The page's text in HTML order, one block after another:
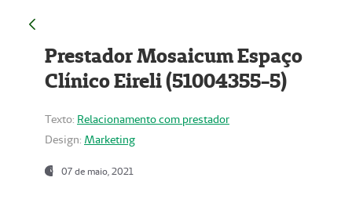
Prestador Mosaicum Espaço
Clínico Eireli (51004355-5)
Texto: Relacionamento com prestador
Design: Marketing
07 de maio, 2021